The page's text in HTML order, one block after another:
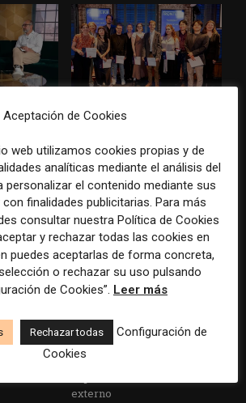
producir
Doce lecciones de Oxford
retórica sobre innovación y
más método periodístico
perfiles
ganan peso para los medios
como vía directa para
fidelizar lectores y reducir
externo
Aceptación de Cookies
web utilizamos cookies propias y de
analíticas mediante el análisis del
personalizar el contenido mediante sus
finalidades publicitarias. Para más
consultar nuestra Política de Cookies
y rechazar todas las cookies en
puedes aceptarlas de forma concreta,
o rechazar su uso pulsando
de Cookies”. Leer más
Rechazar todas
Configuración de
Cookies